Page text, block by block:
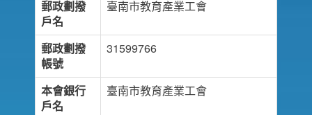
郵政劃撥
戶名
臺南市教育產業工會
郵政劃撥
帳號
31599766
本會銀行
戶名
臺南市教育產業工會